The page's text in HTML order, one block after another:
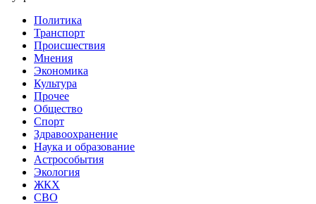
Политика
Транспорт
Происшествия
Мнения
Экономика
Культура
Прочее
Общество
Спорт
Здравоохранение
Наука и образование
Астрособытия
Экология
ЖКХ
СВО